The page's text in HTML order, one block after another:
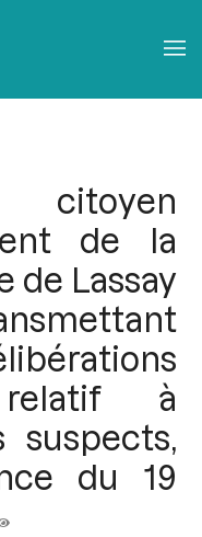
citoyen
de la
de Lassay
à
suspects,
du 19